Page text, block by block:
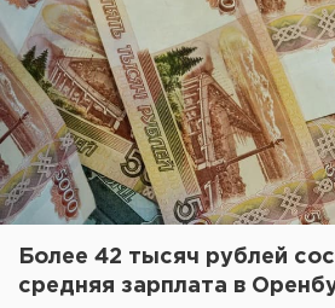
Более 42 тысяч рублей
средняя зарплата в